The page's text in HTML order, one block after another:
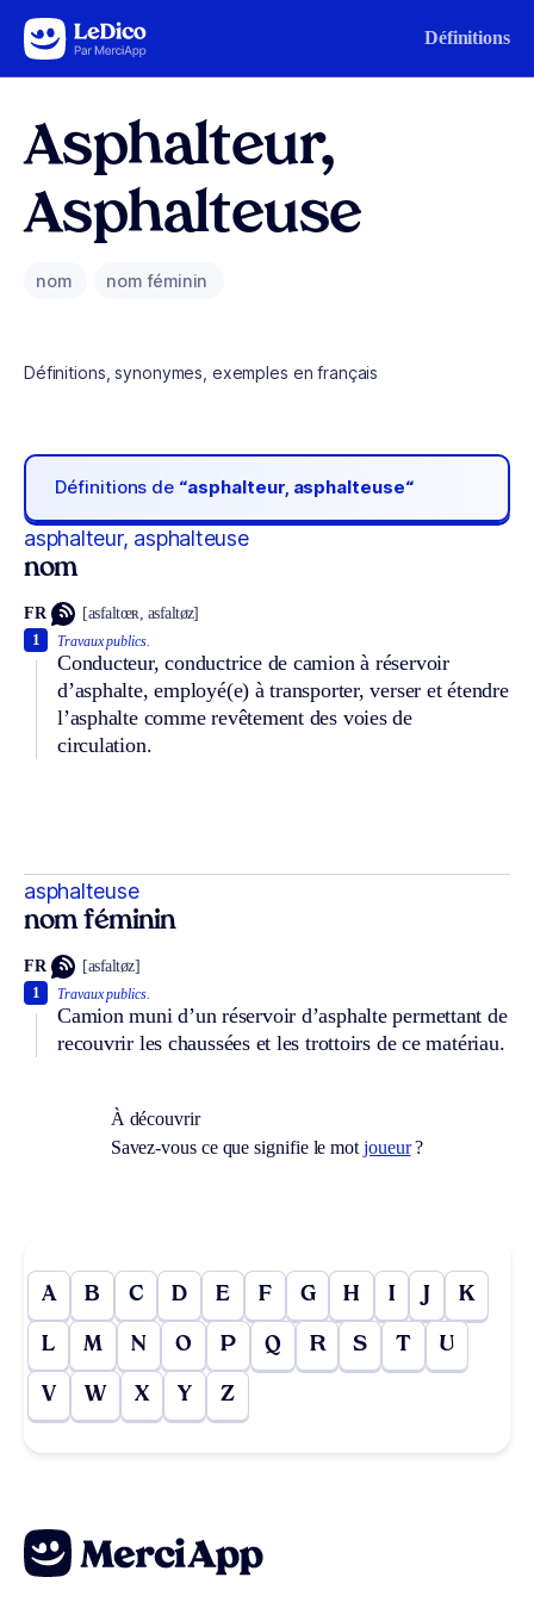
Aller au contenu Définitions
Asphalteur,
Asphalteuse
nom nom féminin
Définitions, synonymes, exemples en français
Définitions de “asphalteur, asphalteuse“
asphalteur, asphalteuse
nom
FR [asfaltœʀ, asfaltøz]
Travaux publics.
Conducteur, conductrice de camion à réservoir
d’asphalte, employé(e) à transporter, verser et étendre
l’asphalte comme revêtement des voies de
circulation.
1
asphalteuse
nom féminin
FR [asfaltøz]
Travaux publics.
Camion muni d’un réservoir d’asphalte permettant de
recouvrir les chaussées et les trottoirs de ce matériau.
1
À découvrir
Savez-vous ce que signifie le mot joueur?
A B C D E F G H I J K
L M N O P Q R S T U
V W X Y Z